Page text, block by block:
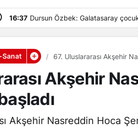
16:37 Dursun Özbek: Galatasaray
67. Uluslararası Akşehir
Akşehir
Akşehir Nasreddin Hoca